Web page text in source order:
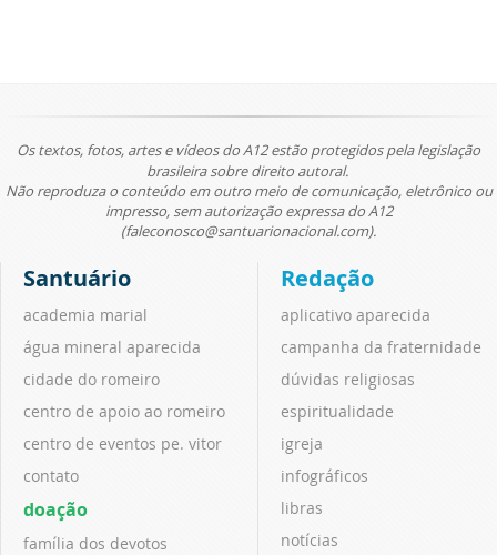
Os textos, fotos, artes e vídeos do A12 estão protegidos pela legislação
brasileira sobre direito autoral.
Não reproduza o conteúdo em outro meio de comunicação, eletrônico ou
impresso, sem autorização expressa do A12
(faleconosco@santuarionacional.com).
Santuário
academia marial
água mineral aparecida
cidade do romeiro
centro de apoio ao romeiro
centro de eventos pe. vitor
contato
doação
família dos devotos
Redação
aplicativo aparecida
campanha da fraternidade
dúvidas religiosas
espiritualidade
igreja
infográficos
libras
notícias